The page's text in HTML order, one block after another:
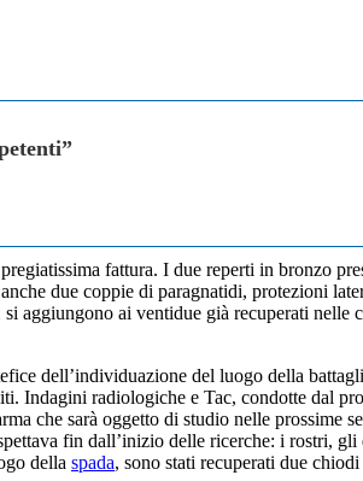
fattura. I due reperti in bronzo
due coppie di paragnatidi, protezioni
aggiungono ai ventidue già recuperati nelle
dell’individuazione del luogo della
Indagini radiologiche e Tac, condotte dal
che sarà oggetto di studio nelle prossime
fin dall’inizio delle ricerche: i rostri,
della spada, sono stati recuperati due